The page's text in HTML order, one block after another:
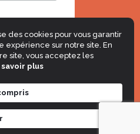
des cookies pour vous garantir
expérience sur notre site. En
site, vous acceptez les
savoir plus
légales